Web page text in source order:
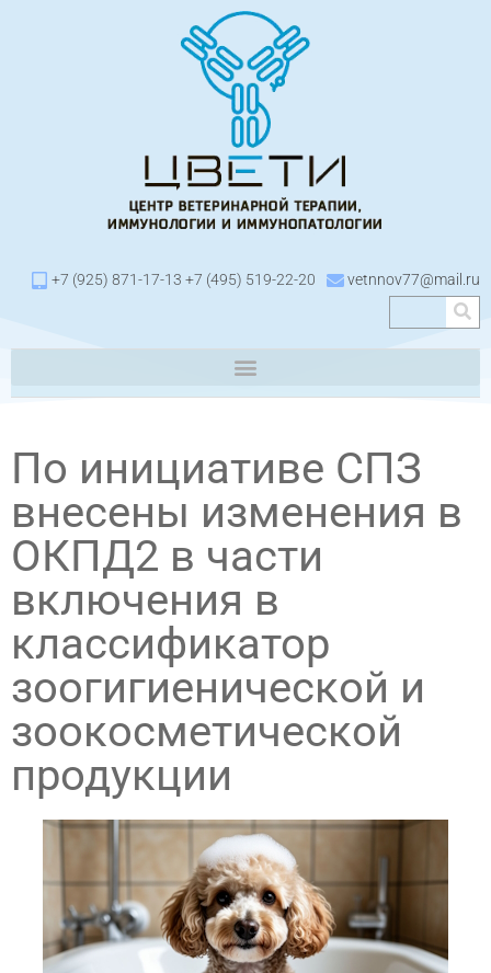
+7 (925) 871-17-13 +7 (495) 519-22-20 vetnnov77@mail.ru
По инициативе СПЗ
внесены изменения в
ОКПД2 в части
включения в
классификатор
зоогигиенической и
зоокосметической
продукции